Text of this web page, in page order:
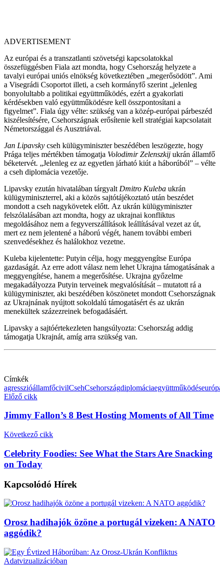
ADVERTISEMENT
Az európai és a transzatlanti szövetségi kapcsolatokkal
összefüggésben Fiala azt mondta, hogy Csehország helyzete a
tavalyi európai uniós elnökség következtében „megerősödött”. Ami
a Visegrádi Csoportot illeti, a cseh kormányfő szerint „jelenleg
bonyolultabb a politikai együttműködés, ezért a gyakorlati
kérdésekben való együttműködésre kell összpontosítani a
figyelmet”. Fiala úgy vélte: szükség van a közép-európai párbeszéd
kiszélesítésére, Csehországnak erősítenie kell stratégiai kapcsolatait
Németországgal és Ausztriával.
Jan Lipavsky cseh külügyminiszter beszédében leszögezte, hogy
Prága teljes mértékben támogatja Volodimir Zelenszkij ukrán államfő
béketervét. „Jelenleg ez az egyetlen járható kiút a háborúból” – vélte
a cseh diplomácia vezetője.
Lipavsky ezután hivatalában tárgyalt Dmitro Kuleba ukrán
külügyminiszterrel, aki a közös sajtótájékoztató után beszédet
mondott a cseh nagykövetek előtt. Az ukrán külügyminiszter
felszólalásában azt mondta, hogy az ukrajnai konfliktus
megoldásához nem a fegyverszállítások leállításával vezet az út,
mert ez nem jelentené a háború végét, hanem további emberi
szenvedésekhez és halálokhoz vezetne.
Kuleba kijelentette: Putyin célja, hogy meggyengítse Európa
gazdaságát. Az erre adott válasz nem lehet Ukrajna támogatásának a
meggyengítése, hanem a megerősítése. Ukrajna győzelme
megakadályozza Putyin terveinek megvalósítását – mutatott rá a
külügyminiszter, aki beszédében köszönetet mondott Csehországnak
az Ukrajnának nyújtott sokoldalú támogatásért és az ukrán
menekültek százezreinek befogadásáért.
Lipavsky a sajtóértekezleten hangsúlyozta: Csehország addig
támogatja Ukrajnát, amíg arra szükség van.
Címkék
agresszióállamfőcivilCsehCsehországdiplomáciaegyüttműködés
Előző cikk
Jimmy Fallon’s 8 Best Hosting Moments of All Time
Következő cikk
Celebrity Foodies: See What the Stars Are Snacking
on Today
Kapcsolódó Hírek
Orosz hadihajók özöne a portugál vizeken: A NATO
aggódik?